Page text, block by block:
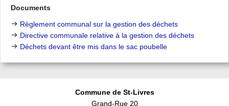
Documents
Règlement communal sur la gestion des déchets
Directive communale relative à la gestion des déchets
Déchets devant être mis dans le sac poubelle
Commune de St-Livres
Grand-Rue 20